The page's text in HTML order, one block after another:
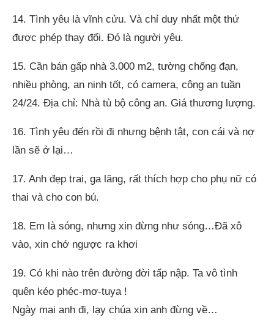
14. Tình yêu là vĩnh cửu. Và chỉ duy nhất một thứ
được phép thay đổi. Đó là người yêu.
15. Cần bán gấp nhà 3.000 m2, tường chống đạn,
nhiều phòng, an ninh tốt, có camera, công an tuần
24/24. Địa chỉ: Nhà tù bộ công an. Giá thương lượng.
16. Tình yêu đến rồi đi nhưng bệnh tật, con cái và nợ
lần sẽ ở lại…
17. Anh đẹp trai, ga lăng, rất thích hợp cho phụ nữ có
thai và cho con bú.
18. Em là sóng, nhưng xin đừng như sóng…Đã xô
vào, xin chớ ngược ra khơi
19. Có khi nào trên đường đời tấp nập. Ta vô tình
quên kéo phéc-mơ-tuya !
Ngày mai anh đi, lạy chúa xin anh đừng về…